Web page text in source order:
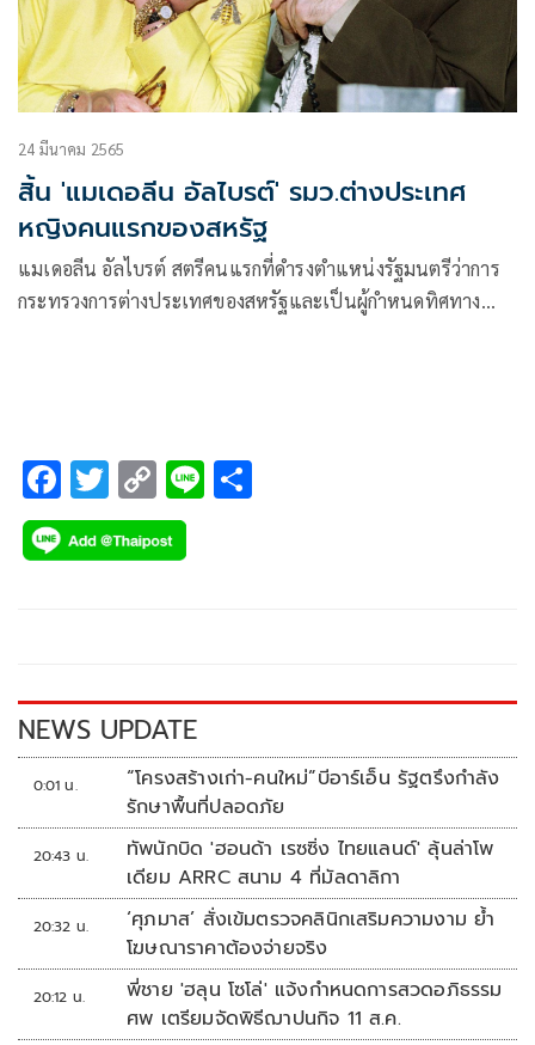
24 มีนาคม 2565
สิ้น 'แมเดอลีน อัลไบรต์' รมว.ต่างประเทศ
หญิงคนแรกของสหรัฐ
แมเดอลีน อัลไบรต์ สตรีคนแรกที่ดำรงตำแหน่งรัฐมนตรีว่าการ
กระทรวงการต่างประเทศของสหรัฐและเป็นผู้กำหนดทิศทาง
F
ac
e
k
T
wi
tt
C
o
p
k
Li
NEWS UPDATE
0:01 น.
“โครงสร้างเก่า-คนใหม่”บีอาร์เอ็น รัฐตรึงกำลัง
รักษาพื้นที่ปลอดภัย
20:43 น.
ทัพนักบิด 'ฮอนด้า เรซซิ่ง ไทยแลนด์' ลุ้นล่าโพ
เดียม ARRC สนาม 4 ที่มัลดาลิกา
20:32 น.
‘ศุภมาส’ สั่งเข้มตรวจคลินิกเสริมความงาม ย้ำ
โฆษณาราคาต้องจ่ายจริง
20:12 น.
พี่ชาย 'ฮลุน โซโล่' แจ้งกำหนดการสวดอภิธรรม
ศพ เตรียมจัดพิธีฌาปนกิจ 11 ส.ค.